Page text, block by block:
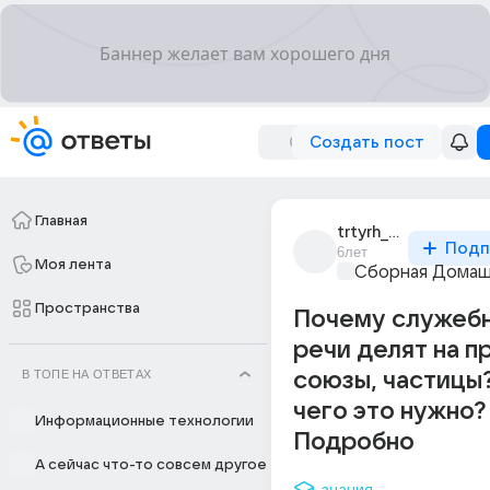
Создать пост
Главная
Моя лента
Пространства
В ТОПЕ НА ОТВЕТАХ
Информационные технологии
А сейчас что-то совсем другое
trtyrh_rthrthrth
6лет
Сборная
Почему
речи делят на
союзы,
чего это нужно?
Подробно